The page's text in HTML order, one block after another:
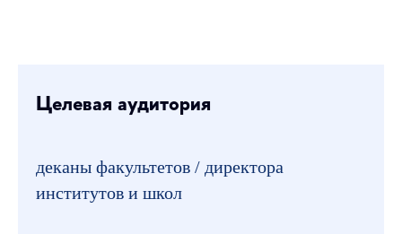
Целевая аудитория
деканы факультетов / директора
институтов и школ